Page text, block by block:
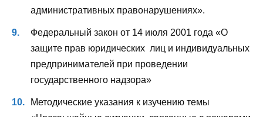
административных правонарушениях».
Федеральный закон от 14 июля 2001 года «О
защите прав юридических лиц и индивидуальных
предпринимателей при проведении
государственного надзора»
Методические указания к изучению темы